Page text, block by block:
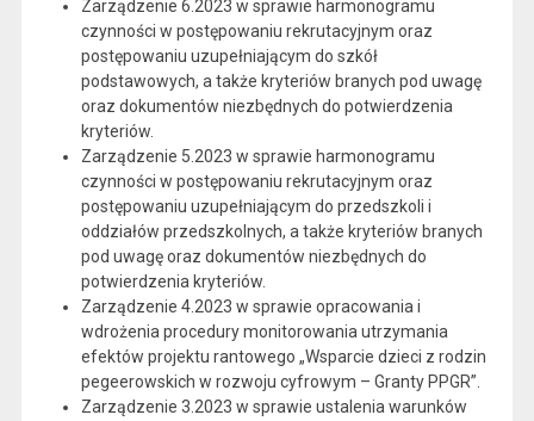
Zarządzenie 6.2023 w sprawie harmonogramu
czynności w postępowaniu rekrutacyjnym oraz
postępowaniu uzupełniającym do szkół
podstawowych, a także kryteriów branych pod uwagę
oraz dokumentów niezbędnych do potwierdzenia
kryteriów.
Zarządzenie 5.2023 w sprawie harmonogramu
czynności w postępowaniu rekrutacyjnym oraz
postępowaniu uzupełniającym do przedszkoli i
oddziałów przedszkolnych, a także kryteriów branych
pod uwagę oraz dokumentów niezbędnych do
potwierdzenia kryteriów.
Zarządzenie 4.2023 w sprawie opracowania i
wdrożenia procedury monitorowania utrzymania
efektów projektu rantowego „Wsparcie dzieci z rodzin
pegeerowskich w rozwoju cyfrowym – Granty PPGR”.
Zarządzenie 3.2023 w sprawie ustalenia warunków